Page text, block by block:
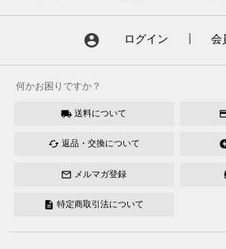
account_circle ログイン 会
何かお困りですか？
local_shipping 送料について
cached 返品・交換について
mail_outline メルマガ登録
description 特定商取引法について